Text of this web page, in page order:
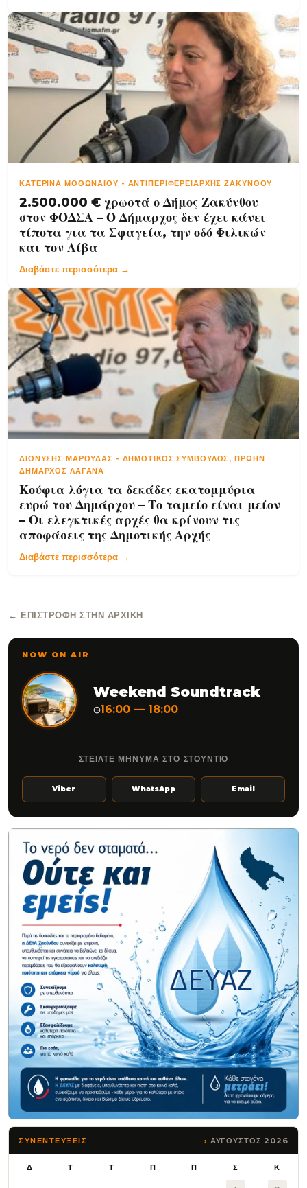
ΚΑΤΕΡΊΝΑ ΜΟΘΩΝΑΊΟΥ - ΑΝΤΙΠΕΡΙΦΕΡΕΙΆΡΧΗΣ ΖΑΚΎΝΘΟΥ
2.500.000 € χρωστά ο Δήμος Ζακύνθου
στον ΦΟΔΣΑ – Ο Δήμαρχος δεν έχει κάνει
τίποτα για τα Σφαγεία, την οδό Φιλικών
και τον Λίβα
Διαβάστε περισσότερα →
ΔΙΟΝΎΣΗΣ ΜΑΡΟΎΔΑΣ - ΔΗΜΟΤΙΚΌΣ ΣΎΜΒΟΥΛΟΣ, ΠΡΏΗΝ
ΔΉΜΑΡΧΟΣ ΛΑΓΑΝΆ
Κούφια λόγια τα δεκάδες εκατομμύρια
ευρώ του Δημάρχου – Το ταμείο είναι μείον
– Οι ελεγκτικές αρχές θα κρίνουν τις
αποφάσεις της Δημοτικής Αρχής
Διαβάστε περισσότερα →
← ΕΠΙΣΤΡΟΦΉ ΣΤΗΝ ΑΡΧΙΚΉ
NOW ON AIR
Weekend Soundtrack
◷16:00 — 18:00
ΣΤΕΙΛΤΕ ΜΗΝΥΜΑ ΣΤΟ ΣΤΟΥΝΤΙΟ
Viber WhatsApp Email
ΣΥΝΕΝΤΕΥΞΕΙΣ ΑΥΓΟΥΣΤΟΣ 2026
Δ Τ Τ Π Π Σ Κ